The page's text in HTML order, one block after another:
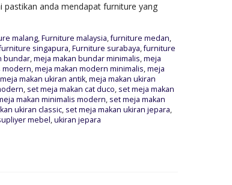
pastikan anda mendapat furniture yang
malang,Furniture malaysia,furniture medan,
singapura,Furniture surabaya,furniture
bundar,meja makan bundar minimalis,meja
modern,meja makan modern minimalis,meja
meja makan ukiran antik,meja makan ukiran
, set meja makan cat duco, set meja makan
makan minimalis modern, set meja makan
ukiran classic, set meja makan ukiran jepara,
mebel,ukiran jepara